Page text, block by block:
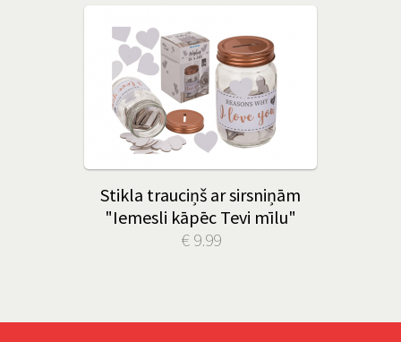
Stikla trauciņš ar sirsniņām
"Iemesli kāpēc Tevi mīlu"
€ 9.99